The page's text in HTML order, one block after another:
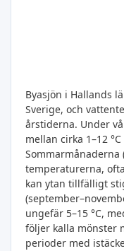
Byasjön i Hallands
Sverige, och
årstiderna. Under
mellan cirka 1–12
temperaturerna,
kan ytan tillfälligt
ungefär 5–15 °C,
följer kalla mönster
perioder med